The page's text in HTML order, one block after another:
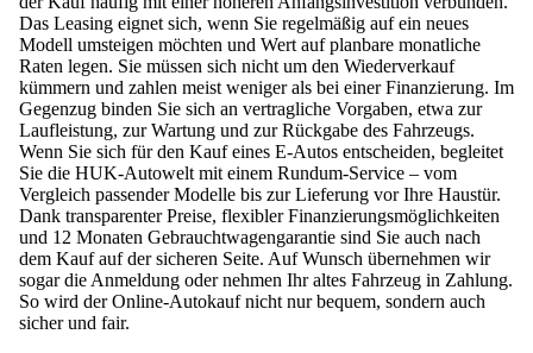
Das Leasing eignet sich, wenn Sie regelmäßig auf ein neues
Modell umsteigen möchten und Wert auf planbare monatliche
Raten legen. Sie müssen sich nicht um den Wiederverkauf
kümmern und zahlen meist weniger als bei einer Finanzierung. Im
Gegenzug binden Sie sich an vertragliche Vorgaben, etwa zur
Laufleistung, zur Wartung und zur Rückgabe des Fahrzeugs.
Wenn Sie sich für den Kauf eines E-Autos entscheiden, begleitet
Sie die HUK-Autowelt mit einem Rundum-Service – vom
Vergleich passender Modelle bis zur Lieferung vor Ihre Haustür.
Dank transparenter Preise, flexibler Finanzierungsmöglichkeiten
und 12 Monaten Gebrauchtwagengarantie sind Sie auch nach
dem Kauf auf der sicheren Seite. Auf Wunsch übernehmen wir
sogar die Anmeldung oder nehmen Ihr altes Fahrzeug in Zahlung.
So wird der Online-Autokauf nicht nur bequem, sondern auch
sicher und fair.